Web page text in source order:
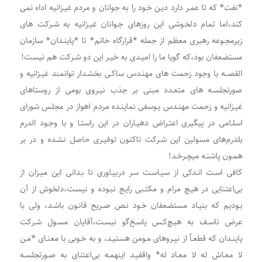
*نفت* که تا عمـر دارد دیـن خـود را به جوانان و مردم غیـزانیه اداء نمی
کند،اما تمام دلخـوشی این روزهای جـوانان غیـزانیه به شـرکت های
زیرمجـوعه رهبری معظم از جمله *قرارگاه خاتم* تا *پاینـدان* سازمان
مستضعفان بود،که گویا ما را امیـدی به خیـر این دو شـرکت هم نیسـت!
القصــه با وجود زحمت های مهنـدس ساکـی بخشـدار توانمند غیـزانیه و
صورتجلسـه های متعـدد مبنی بر جذب نیـروی بومی از روستاهای
غیـزانیه و زحمت مهنـدس یـوسفی نماینـده مردم اهواز در مجلس شورای
اسلـامی در پیگیری اعتـراض دهیـاران در این راستـا و با وجـود الدرم‌
بلدرم‌های مسولین این شـرکت تاکنون توفیـری حاصل نشـده و در بر
همـون پاشنـه میچـرخـد!
کافی اسـت انـدکی از سیـاسـت سر دربیـاوری تا بـدانی این میـزان از
بی‌اعتنایی در هیـچ مرام و مکتـبی رایـج نبـوده و نیسـت،دلخوش از آن
بـودیم که بنیـاد مستضعفان خـود نـص صـریح قانـون باشـد، ولی با
عرض تاسـف به هیـچ‌کـس پاسـخ‌گو نیسـت،آقایان مسـول شـرکت
پاینـدان که قطعـأ از نیـروهای مـومن هستیـد، و به خـوبی با معنـای *مـن
لا معـاش له لا معـاد له* واقفیـد اینهمـه بی‌اعتنای به صـورتجلسـه